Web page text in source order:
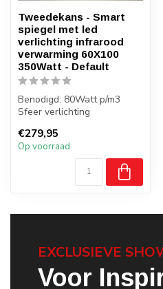
Tweedekans - Smart
spiegel met led
verlichting infrarood
verwarming 60X100
350Watt - Default
Benodigd: 80Watt p/m3
Sfeer verlichting
Badkamer: Ja, zone 2, 3
€279,95
Op voorraad
EXCLUSIEVE
Voor